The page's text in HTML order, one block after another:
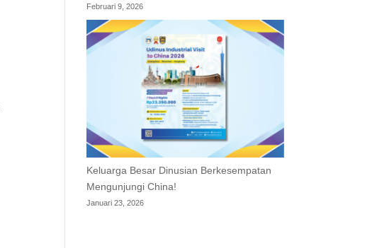
Februari 9, 2026
Keluarga Besar Dinusian Berkesempatan
Mengunjungi China!
Januari 23, 2026